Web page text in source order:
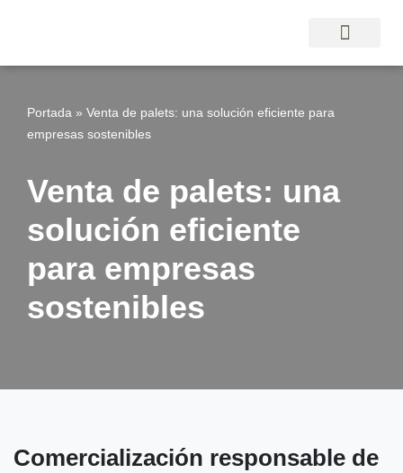
al
Portada » Venta de palets: una solución eficiente para
empresas sostenibles
Venta de palets: una
solución eficiente
para empresas
sostenibles
Comercialización responsable de